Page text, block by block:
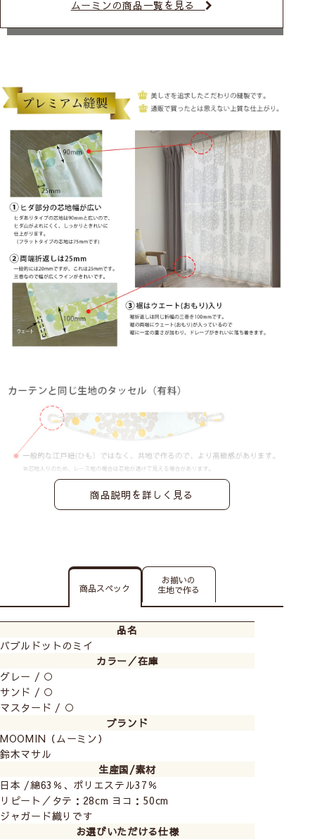
ムーミンの商品一覧を見る
商品説明を詳しく見る
商品スペック
お揃いの
生地で作る
品名
バブルドットのミイ
カラー／在庫
グレー / ○
サンド / ○
マスタード / ○
ブランド
MOOMIN（ムーミン）
鈴木マサル
生産国/素材
日本 /綿63％、ポリエステル37％
リピート／タテ：28cm ヨコ：50cm
ジャガード織りです
お選びいただける仕様